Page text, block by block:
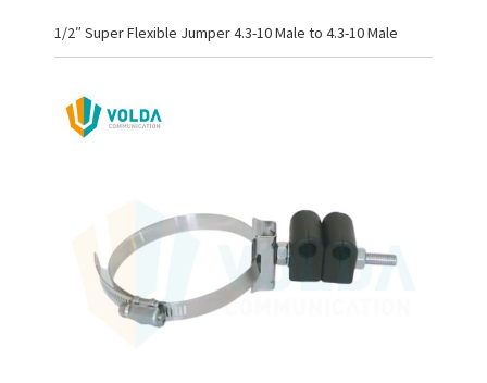
1/2″ Super Flexible Jumper 4.3-10 Male to 4.3-10 Male